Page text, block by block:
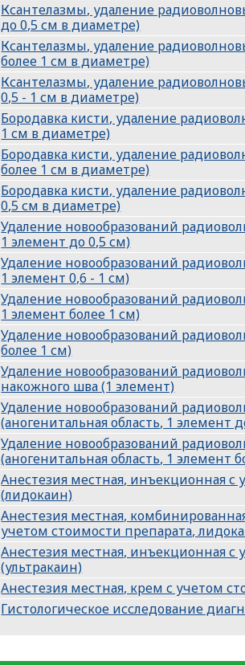
Ксантелазмы, удаление
до 0,5 см в диаметре)
Ксантелазмы, удаление
более 1 см в диаметре)
Ксантелазмы, удаление
0,5 - 1 см в диаметре)
Бородавка кисти, удаление
1 см в диаметре)
Бородавка кисти, удаление
более 1 см в диаметре)
Бородавка кисти, удаление
0,5 см в диаметре)
Удаление новообразований
1 элемент до 0,5 см)
Удаление новообразований
1 элемент 0,6 - 1 см)
Удаление новообразований
1 элемент более 1 см)
Удаление новообразований
более 1 см)
Удаление новообразований
накожного шва (1 элемент)
Удаление новообразований
(аногенитальная область, 1 элемент
Удаление новообразований
(аногенитальная область, 1 элемент
Анестезия местная, инъекционная с
(лидокаин)
Анестезия местная,
учетом стоимости препарата,
Анестезия местная, инъекционная с
(ультракаин)
Анестезия местная, крем с учетом
Гистологическое исследование